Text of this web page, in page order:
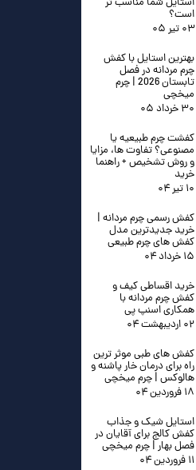
است؟
۰۳ تیر ۰۵
بهترین استایل با کفش
چرم مردانه در فصل
تابستان 2026 | چرم
میخچی
۳۰ خرداد ۰۵
کفشت چرم طبیعیه یا
مصنوعی؟ تفاوت ها، مزایا
و روش تشخیص + راهنما
خرید
۱۰ تیر ۰۴
کفش رسمی چرم مردانه |
خرید جدیدترین مدل
کفش های چرم طبیعی
۱۵ خرداد ۰۴
خرید اقساطی کیف و
کفش چرم مردانه با
همکاری اسنپ پی
۰۲ اردیبهشت ۰۴
کفش های طبی موثر ترین
راه برای درمان خار پاشنه و
هالوکس | چرم میخچی
۱۸ فروردین ۰۴
استایل شیک و جذاب
کفش کالج برای آقایان در
فصل بهار | چرم میخچی
۱۱ فروردین ۰۴